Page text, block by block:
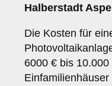
Halberstadt
Die Kosten für
6000 € bis